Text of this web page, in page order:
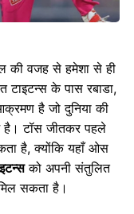
की वजह से हमेशा से ही
टाइटन्स के पास रबाडा,
है जो दुनिया की
है। टॉस जीतकर पहले
है, क्योंकि यहाँ ओस
को अपनी संतुलित
सकता है।